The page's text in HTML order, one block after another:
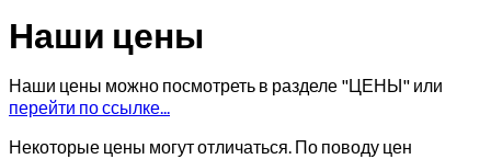
Наши цены
Наши цены можно посмотреть в разделе "ЦЕНЫ" или
перейти по ссылке...
Некоторые цены могут отличаться. По поводу цен